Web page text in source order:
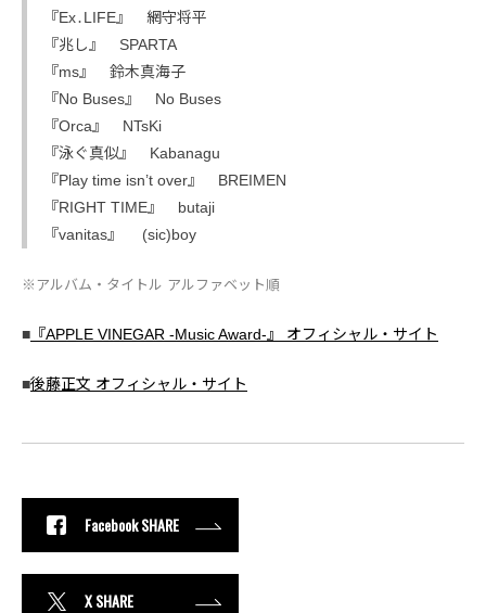
『Ex․LIFE』 網守将平
『兆し』 SPARTA
『ms』 鈴木真海子
『No Buses』 No Buses
『Orca』 NTsKi
『泳ぐ真似』 Kabanagu
『Play time isn’t over』 BREIMEN
『RIGHT TIME』 butaji
『vanitas』 (sic)boy
※アルバム・タイトル アルファベット順
■ 『APPLE VINEGAR -Music Award-』 オフィシャル・サイト
■後藤正文 オフィシャル・サイト
Facebook SHARE
X SHARE